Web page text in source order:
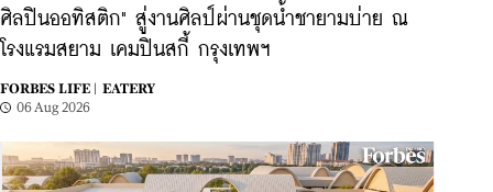
ศิลปินออทิสติก" สู่งานศิลป์ผ่านชุดน้ำชายามบ่าย ณ
โรงแรมสยาม เคมปินสกี้ กรุงเทพฯ
FORBES LIFE |
EATERY
06 Aug 2026